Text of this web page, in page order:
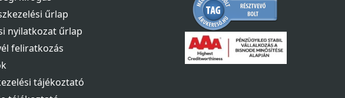
űrlap
nyilatkozat űrlap
feliratkozás
tájékoztató